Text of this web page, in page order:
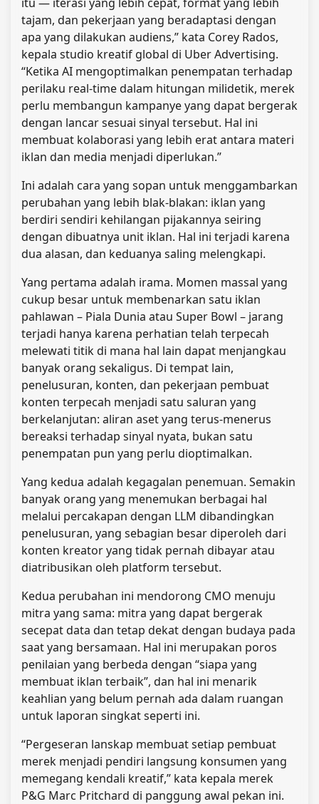
tajam, dan pekerjaan yang beradaptasi dengan
apa yang dilakukan audiens,” kata Corey Rados,
kepala studio kreatif global di Uber Advertising.
“Ketika AI mengoptimalkan penempatan terhadap
perilaku real-time dalam hitungan milidetik, merek
perlu membangun kampanye yang dapat bergerak
dengan lancar sesuai sinyal tersebut. Hal ini
membuat kolaborasi yang lebih erat antara materi
iklan dan media menjadi diperlukan.”
Ini adalah cara yang sopan untuk menggambarkan
perubahan yang lebih blak-blakan: iklan yang
berdiri sendiri kehilangan pijakannya seiring
dengan dibuatnya unit iklan. Hal ini terjadi karena
dua alasan, dan keduanya saling melengkapi.
Yang pertama adalah irama. Momen massal yang
cukup besar untuk membenarkan satu iklan
pahlawan – Piala Dunia atau Super Bowl – jarang
terjadi hanya karena perhatian telah terpecah
melewati titik di mana hal lain dapat menjangkau
banyak orang sekaligus. Di tempat lain,
penelusuran, konten, dan pekerjaan pembuat
konten terpecah menjadi satu saluran yang
berkelanjutan: aliran aset yang terus-menerus
bereaksi terhadap sinyal nyata, bukan satu
penempatan pun yang perlu dioptimalkan.
Yang kedua adalah kegagalan penemuan. Semakin
banyak orang yang menemukan berbagai hal
melalui percakapan dengan LLM dibandingkan
penelusuran, yang sebagian besar diperoleh dari
konten kreator yang tidak pernah dibayar atau
diatribusikan oleh platform tersebut.
Kedua perubahan ini mendorong CMO menuju
mitra yang sama: mitra yang dapat bergerak
secepat data dan tetap dekat dengan budaya pada
saat yang bersamaan. Hal ini merupakan poros
penilaian yang berbeda dengan “siapa yang
membuat iklan terbaik”, dan hal ini menarik
keahlian yang belum pernah ada dalam ruangan
untuk laporan singkat seperti ini.
“Pergeseran lanskap membuat setiap pembuat
merek menjadi pendiri langsung konsumen yang
memegang kendali kreatif,” kata kepala merek
P&G Marc Pritchard di panggung awal pekan ini.